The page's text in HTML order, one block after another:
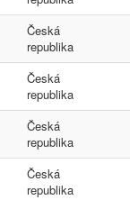
Česká
republika
Česká
republika
Česká
republika
Česká
republika